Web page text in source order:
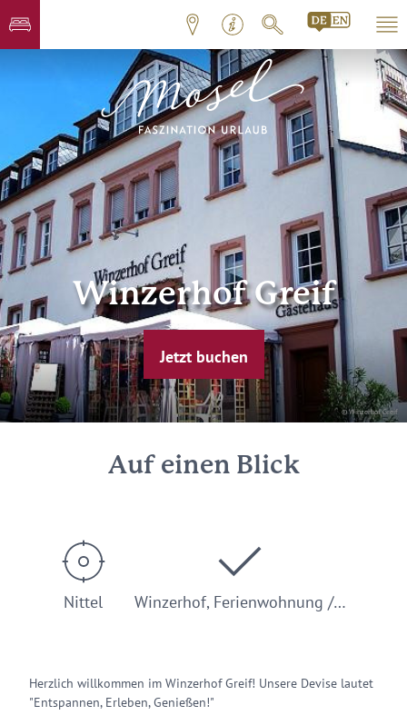
© Winzerhof Greif
Winzerhof Greif
Jetzt buchen
Auf einen Blick
Nittel Winzerhof, Ferienwohnung /…
Herzlich willkommen im Winzerhof Greif! Unsere Devise lautet
"Entspannen, Erleben, Genießen!"